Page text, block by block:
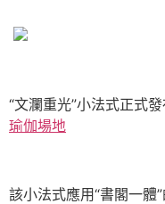
“文瀾重光”小法式正式
瑜伽場地
該小法式應用“書閣一體